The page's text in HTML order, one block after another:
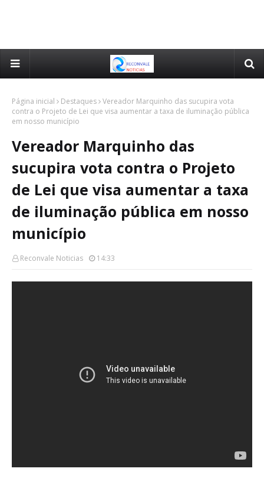
Página inicial Destaques Vereador Marquinho das sucupira vota
contra o Projeto de Lei que visa aumentar a taxa de iluminação pública
em nosso município
Vereador Marquinho das
sucupira vota contra o Projeto
de Lei que visa aumentar a taxa
de iluminação pública em nosso
município
Reconvale Noticias 14:33